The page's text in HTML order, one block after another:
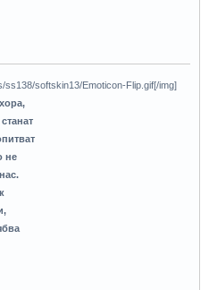
ss138/softskin13/Emoticon-Flip.gif[/img]
не